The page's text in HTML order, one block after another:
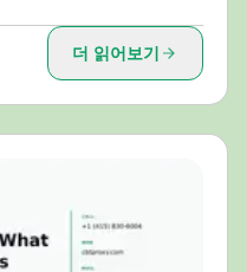
더 읽어보기